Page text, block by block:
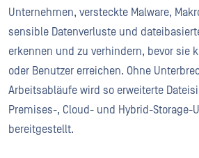
Unternehmen, versteckte Malware,
sensible Datenverluste und
erkennen und zu verhindern, bevor sie
oder Benutzer erreichen. Ohne
Arbeitsabläufe wird so erweiterte
Premises-, Cloud- und Hybrid-Storage-
bereitgestellt.